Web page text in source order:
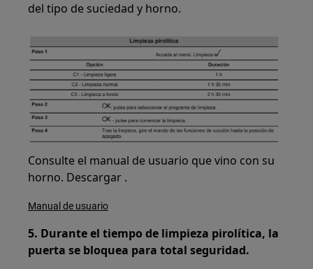
del tipo de suciedad y horno.
Consulte el manual de usuario que vino con su
horno. Descargar .
Manual de usuario
5. Durante el tiempo de limpieza pirolítica, la
puerta se bloquea para total seguridad.